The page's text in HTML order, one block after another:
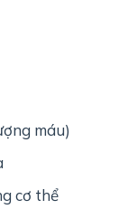
máu)
cơ thể